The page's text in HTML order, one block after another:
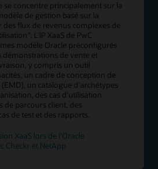
se concentre principalement sur la
de gestion basé sur la
flux de revenus complexes de
L'IP XaaS de PwC
modèle Oracle préconfigurés
démonstrations de vente et
y compris un outil
un cadre de conception de
un catalogue d'archétypes
des cas d'utilisation
de parcours client, des
de test et des rapports.
XaaS lors de l'Oracle
Checkr et NetApp